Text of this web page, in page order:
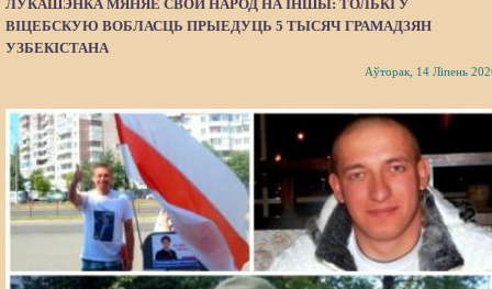
ЛУКАШЭНКА МЯНЯЕ СВОЙ НАРОД НА ІНШЫ: ТОЛЬКІ Ў
ВІЦЕБСКУЮ ВОБЛАСЦЬ ПРЫЕДУЦЬ 5 ТЫСЯЧ ГРАМАДЗЯН
УЗБЕКІСТАНА
Аўторак, 14 Ліпень